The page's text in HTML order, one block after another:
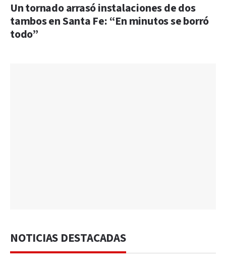
Un tornado arrasó instalaciones de dos
tambos en Santa Fe: “En minutos se borró
todo”
NOTICIAS DESTACADAS